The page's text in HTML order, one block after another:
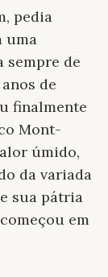
pedia
uma
sempre de
de
finalmente
Mont-
úmido,
da variada
sua pátria
em